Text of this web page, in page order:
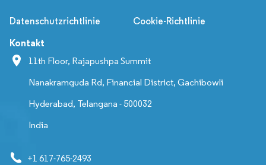
Datenschutzrichtlinie Cookie-Richtlinie
Kontakt
11th Floor, Rajapushpa Summit
Nanakramguda Rd, Financial District, Gachibowli
Hyderabad, Telangana - 500032
India
+1 617-765-2493